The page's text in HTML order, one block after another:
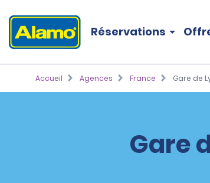
Réservations
Accueil Agences France Gare de
Gare